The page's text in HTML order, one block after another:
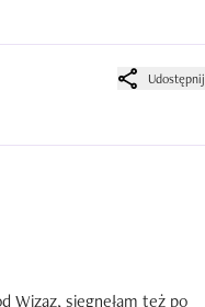
Udostępnij
Wizaz, sięgnęłam też po